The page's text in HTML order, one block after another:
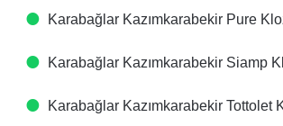
Karabağlar Kazımkarabekir Pure
Karabağlar Kazımkarabekir Siamp
Karabağlar Kazımkarabekir Tottolet